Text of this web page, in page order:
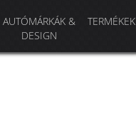
AUTÓMÁRKÁK &
DESIGN
TERMÉKEK